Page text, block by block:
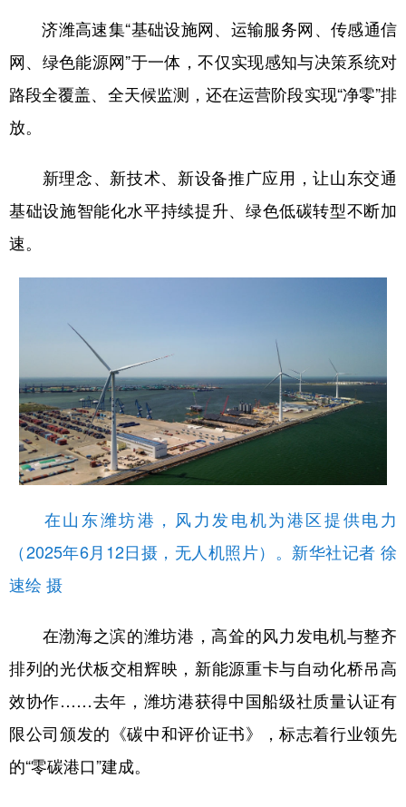
济潍高速集“基础设施网、运输服务网、传感通信
网、绿色能源网”于一体，不仅实现感知与决策系统对
路段全覆盖、全天候监测，还在运营阶段实现“净零”排
放。
新理念、新技术、新设备推广应用，让山东交通
基础设施智能化水平持续提升、绿色低碳转型不断加
速。
在山东潍坊港，风力发电机为港区提供电力
（2025年6月12日摄，无人机照片）。新华社记者 徐
速绘 摄
在渤海之滨的潍坊港，高耸的风力发电机与整齐
排列的光伏板交相辉映，新能源重卡与自动化桥吊高
效协作……去年，潍坊港获得中国船级社质量认证有
限公司颁发的《碳中和评价证书》，标志着行业领先
的“零碳港口”建成。